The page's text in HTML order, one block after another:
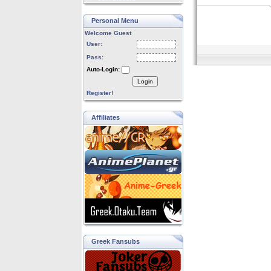
Personal Menu
Welcome Guest
User:
Pass:
Auto-Login:
Login
Register!
Affiliates
Greek Fansubs